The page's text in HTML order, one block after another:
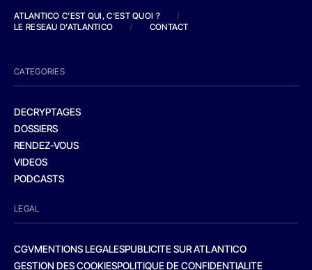
ATLANTICO C'EST QUI, C'EST QUOI ?
/
LE RESEAU D'ATLANTICO
/ CONTACT
CATEGORIES
DECRYPTAGES
DOSSIERS
RENDEZ-VOUS
VIDEOS
PODCASTS
LEGAL
CGVMENTIONS LEGALESPUBLICITE SUR ATLANTICO
GESTION DES COOKIESPOLITIQUE DE CONFIDENTIALITE